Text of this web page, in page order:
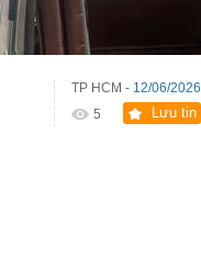
TP HCM - 12/06/2026
5
Lưu tin